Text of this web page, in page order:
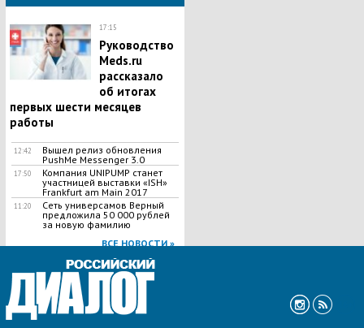
17:15
Руководство
Meds.ru
рассказало
об итогах
первых шести месяцев
работы
12:42
Вышел релиз обновления
PushMe Messenger 3.0
17:50
Компания UNIPUMP станет
участницей выставки «ISH»
Frankfurt am Main 2017
11:20
Сеть универсамов Верный
предложила 50 000 рублей
за новую фамилию
ВСЕ НОВОСТИ »